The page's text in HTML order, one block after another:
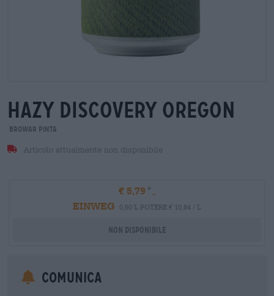
hazy discovery oregon
Browar Pinta
Articolo attualmente non disponibile
€ 5,79
EINWEG
0,50 L POTERE € 10,84 / L
Non disponibile
Comunica